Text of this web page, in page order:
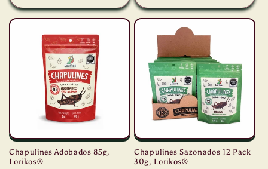
Chapulines Adobados 85g,
Lorikos®
Chapulines Sazonados 12 Pack
30g, Lorikos®